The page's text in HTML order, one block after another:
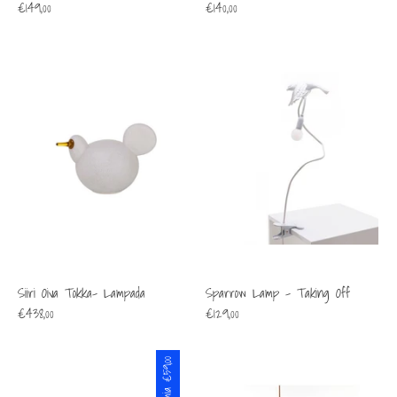
€149,00 €140,00
Siiri Oiva Tokka- Lampada
€438,00
Sparrow Lamp - Taking Off
€129,00
€59,00